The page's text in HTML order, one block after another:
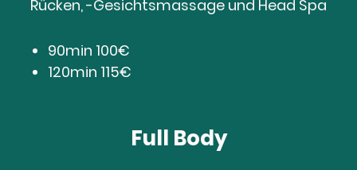
Rücken, -Gesichtsmassage und Head Spa
90min 100€
120min 115€
Full Body